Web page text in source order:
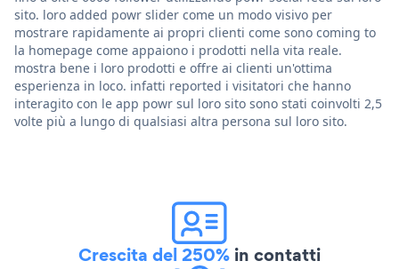
sito. loro added powr slider come un modo visivo per
mostrare rapidamente ai propri clienti come sono coming to
la homepage come appaiono i prodotti nella vita reale.
mostra bene i loro prodotti e offre ai clienti un'ottima
esperienza in loco. infatti reported i visitatori che hanno
interagito con le app powr sul loro sito sono stati coinvolti 2,5
volte più a lungo di qualsiasi altra persona sul loro sito.
Crescita del 250% in contatti